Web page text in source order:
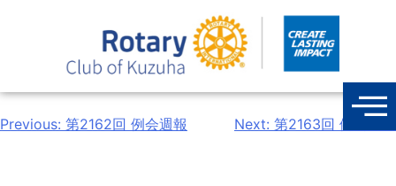
Previous: 第2162回 例会週報 Next: 第2163回 例会週報